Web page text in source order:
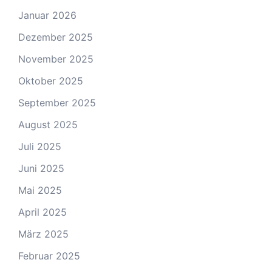
Januar 2026
Dezember 2025
November 2025
Oktober 2025
September 2025
August 2025
Juli 2025
Juni 2025
Mai 2025
April 2025
März 2025
Februar 2025